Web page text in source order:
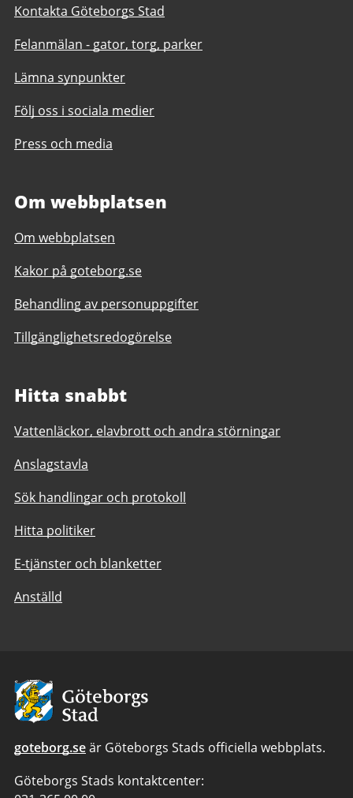
Kontakta Göteborgs Stad
Felanmälan - gator, torg, parker
Lämna synpunkter
Följ oss i sociala medier
Press och media
Om webbplatsen
Om webbplatsen
Kakor på goteborg.se
Behandling av personuppgifter
Tillgänglighetsredogörelse
Hitta snabbt
Vattenläckor, elavbrott och andra störningar
Anslagstavla
Sök handlingar och protokoll
Hitta politiker
E-tjänster och blanketter
Anställd
Avsändare:
Göteborgs
Stad
goteborg.seär Göteborgs Stads officiella webbplats.
Göteborgs Stads kontaktcenter: